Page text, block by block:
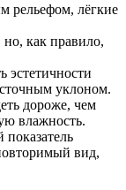
рельефом, лёгкие
как правило,
эстетичности
уклоном.
дороже, чем
влажность.
вид,